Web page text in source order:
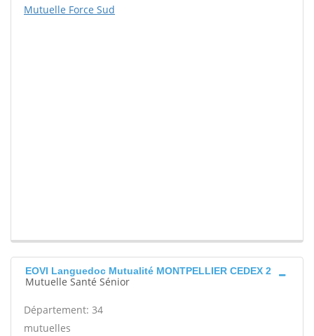
Mutuelle Force Sud
EOVI Languedoc Mutualité MONTPELLIER CEDEX 2
Mutuelle Santé Sénior
Département: 34
mutuelles